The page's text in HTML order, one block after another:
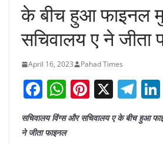
के बीच हुआ फाइनल
सचिवालय ए ने जीता
April 16, 2023 Pahad Times
F
c
W
h
at
Pi
nt
er
X T
e
सचिवालय विंग्स और सचिवालय ए के बीच हुआ
ने जीता फाइनल